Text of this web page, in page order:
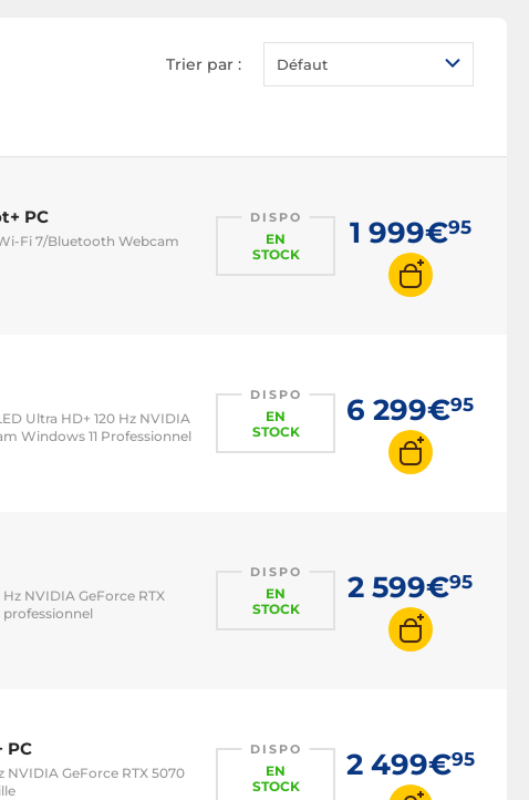
PC portable SSD
PC portable 17 pouces
PC portable i3
PC portable i5
ASUSPRO
Asus ZenBook
Microsoft Surface Pro
Lenovo IdeaPad
Trier par : Défaut
PC
Wi-Fi 7/Bluetooth Webcam
DISPO
EN
STOCK
1 999€95
Ultra HD+ 120 Hz NVIDIA
Windows 11 Professionnel
DISPO
EN
STOCK
6 299€95
Hz NVIDIA GeForce RTX
professionnel
DISPO
EN
STOCK
2 599€95
PC
NVIDIA GeForce RTX 5070
DISPO
EN
STOCK
2 499€95